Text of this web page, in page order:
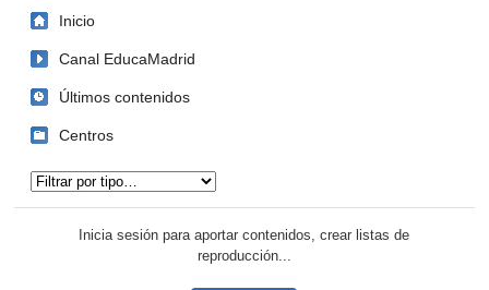
Inicio
Canal EducaMadrid
Últimos contenidos
Centros
Inicia sesión para aportar contenidos, crear listas de
reproducción...